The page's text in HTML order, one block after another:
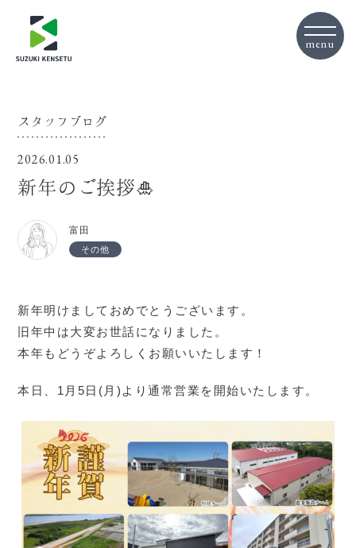
スタッフブログ
2026.01.05
新年のご挨拶🎍
富田
その他
新年明けましておめでとうございます。
旧年中は大変お世話になりました。
本年もどうぞよろしくお願いいたします！
本日、1月5日(月)より通常営業を開始いたします。